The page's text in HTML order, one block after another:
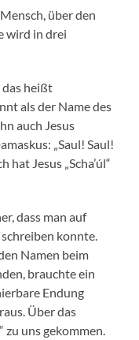
über den
wird in drei
das heißt
als der Name des
auch Jesus
„Saul! Saul!
Jesus „Scha’úl“
dass man auf
schreiben konnte.
Namen beim
brauchte ein
Endung
Über das
zu uns gekommen.